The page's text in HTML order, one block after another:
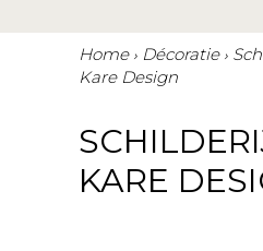
Home Décoratie
Kare Design
KARE